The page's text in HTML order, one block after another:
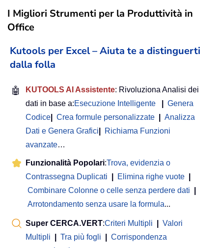
I Migliori Strumenti per la Produttività in
Office
Kutools per Excel – Aiuta te a distinguerti
dalla folla
🤖 KUTOOLS AI Assistente: Rivoluziona Analisi dei
dati in base a:Esecuzione Intelligente
Genera
Codice
Crea formule personalizzate
Analizza
Dati e Genera Grafici
Richiama Funzioni
avanzate…
Funzionalità Popolari:Trova, evidenzia o
Contrassegna Duplicati
Elimina righe vuote
Combinare Colonne o celle senza perdere dati
Arrotondamento senza usare la formula...
Super CERCA.VERT:Criteri Multipli
Valori
Multipli
Tra più fogli
Corrispondenza